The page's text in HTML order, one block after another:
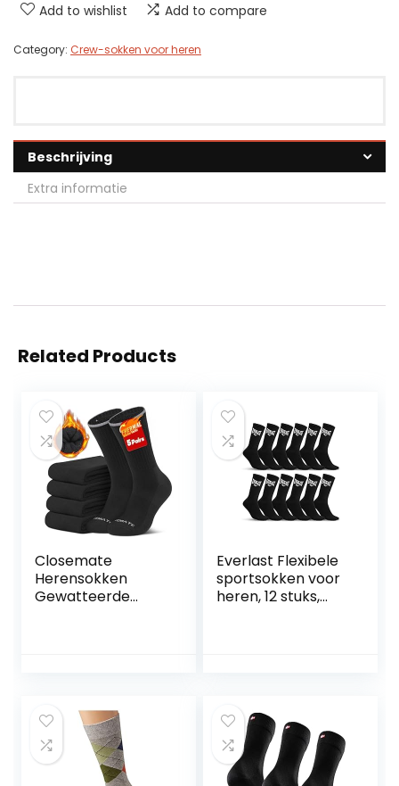
Add to wishlist Add to compare
Category: Crew-sokken voor heren
Beschrijving
Extra informatie
Related Products
Closemate
Herensokken
Gewatteerde
wintersokken voor
buitenprestaties
Wandelen Werk
Atletische sokken
Everlast Flexibele
sportsokken voor
heren, 12 stuks,